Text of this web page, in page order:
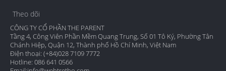
Theo dõi
CÔNG TY CỔ PHẦN THE PARENT
Tầng 4, Công Viên Phần Mềm Quang Trung, Số 01 Tô Ký, Phường Tân
Chánh Hiệp, Quận 12, Thành phố Hồ Chí Minh, Việt Nam
Điện thoại: (+84)028 7109 7772
Hotline: 086 641 0566